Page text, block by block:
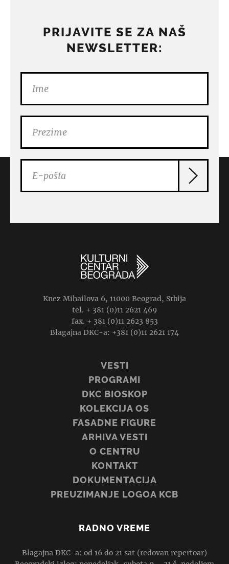
PRIJAVITE SE ZA NAŠ
NEWSLETTER:
Knez Mihailova 6, 11000 Beograd, Srbija
tel. + 381 (0)11 2621 469
fax. + 381 (0)11 2623 853
Blagajna DKC-a: +381 (0)11 2621 174
VESTI
PROGRAMI
DKC BIOSKOP
KOLEKCIJA OS
FASADNE FIGURE
ARHIVA VESTI
O CENTRU
KONTAKT
DOKUMENTACIJA
PREUZIMANJE LOGOA KCB
RADNO VREME
Blagajna DKC-a: od 16 do 21 sat (redovan repertoar)